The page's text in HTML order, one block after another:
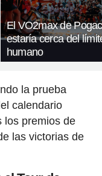
El VO2max de
estaría cerca del
humano
la prueba
calendario
los premios de
las victorias de